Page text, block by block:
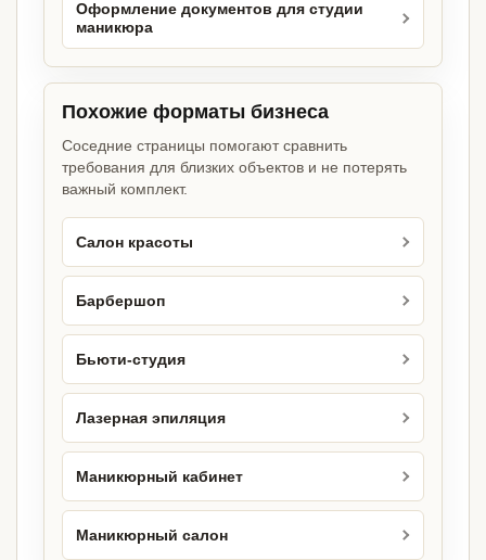
Оформление документов для студии
маникюра
Похожие форматы бизнеса
Соседние страницы помогают сравнить
требования для близких объектов и не потерять
важный комплект.
Салон красоты
Барбершоп
Бьюти-студия
Лазерная эпиляция
Маникюрный кабинет
Маникюрный салон